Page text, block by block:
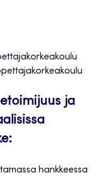
ja
hankkeessa